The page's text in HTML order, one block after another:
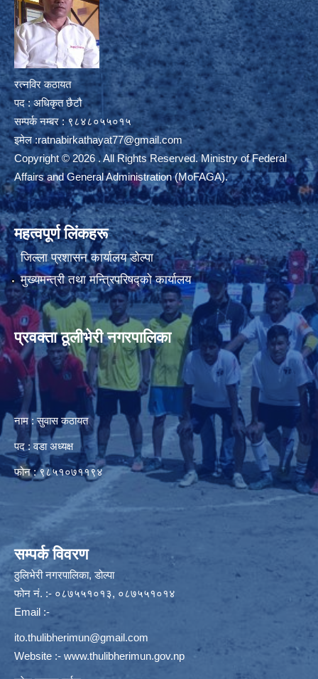
रत्नविर कठायत
पद : अधिकृत छैटौ
सम्पर्क नम्बर : ९८४८०५५०१५
इमेल :ratnabirkathayat77@gmail.com
Copyright © 2026 . All Rights Reserved. Ministry of Federal
Affairs and General Administration (MoFAGA).
महत्वपूर्ण लिंकहरू
जिल्ला प्रशासन कार्यालय डाेल्पा
मुख्यमन्त्री तथा मन्त्रिपरिषद्को कार्यालय
प्रवक्ता ठूलीभेरी नगरपालिका
नाम : सुवास कठायत
पद : वडा अध्यक्ष
फोन : ९८५१०७११९४
सम्पर्क विवरण
ठुलिभेरी नगरपालिका, डोल्पा
फोन नं. :- ०८७५५१०१३, ०८७५५१०१४
Email :-
ito.thulibherimun@gmail.com
Website :- www.thulibherimun.gov.np